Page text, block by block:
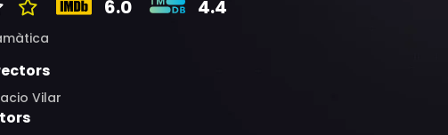
6.0 4.4
Vilar